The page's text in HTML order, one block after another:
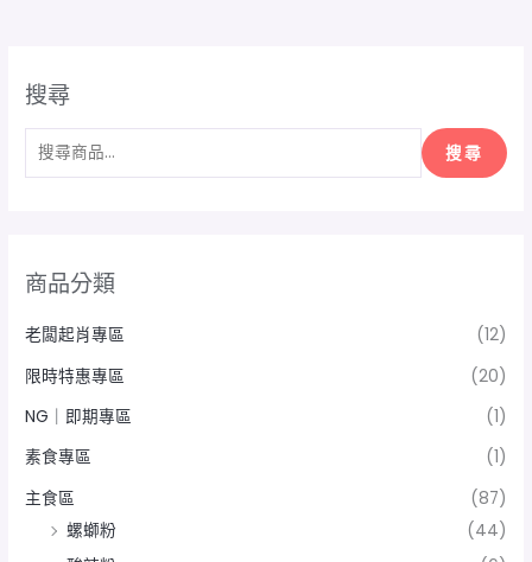
搜尋
搜尋
商品分類
老闆起肖專區
(12)
限時特惠專區
(20)
NG｜即期專區
(1)
素食專區
(1)
主食區
(87)
螺螄粉
(44)